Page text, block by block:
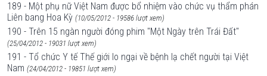
189 - Một phụ nữ Việt Nam được bổ nhiệm vào chức vụ thẩm phán
Liên bang Hoa Kỳ (10/05/2012 - 19586 lượt xem)
190 - Trên 15 ngàn người đóng phim "Một Ngày trên Trái Đất"
(25/04/2012 - 19031 lượt xem)
191 - Tổ chức Y tế Thế giới lo ngại về bệnh lạ chết người tại Việt
Nam (24/04/2012 - 19851 lượt xem)